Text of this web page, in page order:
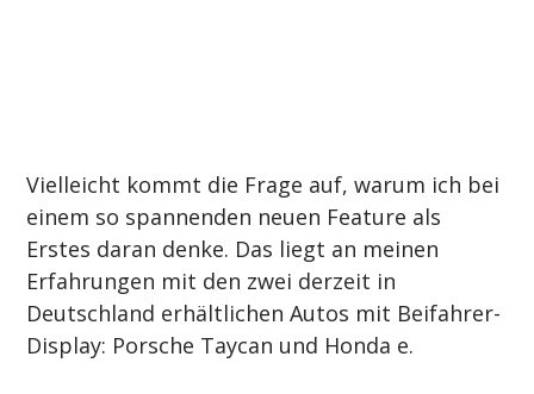
Vielleicht kommt die Frage auf, warum ich bei
einem so spannenden neuen Feature als
Erstes daran denke. Das liegt an meinen
Erfahrungen mit den zwei derzeit in
Deutschland erhältlichen Autos mit Beifahrer-
Display: Porsche Taycan und Honda e.